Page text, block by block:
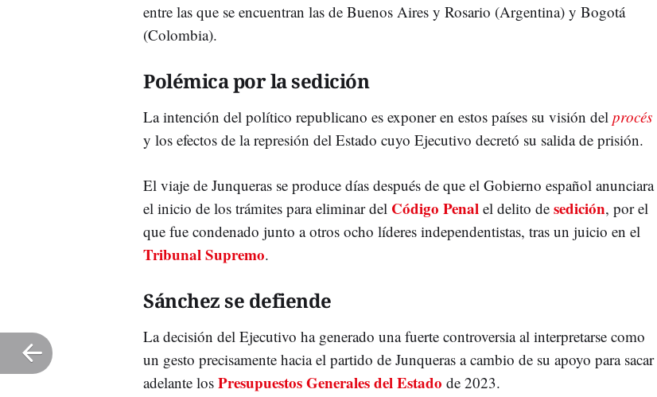
entre las que se encuentran las de Buenos Aires y Rosario (Argentina) y Bogotá
(Colombia).
Polémica por la sedición
La intención del político republicano es exponer en estos países su visión del procés
y los efectos de la represión del Estado cuyo Ejecutivo decretó su salida de prisión.
El viaje de Junqueras se produce días después de que el Gobierno español anunciara
el inicio de los trámites para eliminar del Código Penal el delito de sedición, por el
que fue condenado junto a otros ocho líderes independentistas, tras un juicio en el
Tribunal Supremo.
Sánchez se defiende
La decisión del Ejecutivo ha generado una fuerte controversia al interpretarse como
un gesto precisamente hacia el partido de Junqueras a cambio de su apoyo para sacar
adelante los Presupuestos Generales del Estado de 2023.